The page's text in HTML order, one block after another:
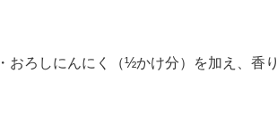
おろしにんにく（½かけ分）を加え、香り